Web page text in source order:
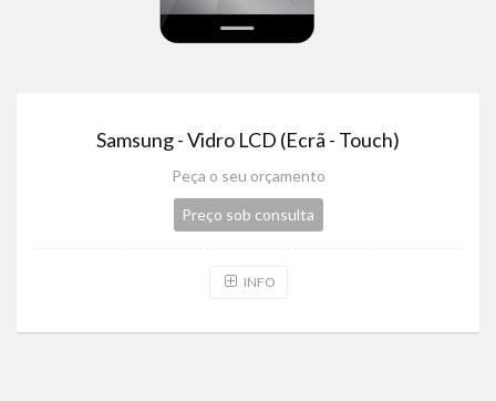
Samsung - Vidro LCD (Ecrã - Touch)
Peça o seu orçamento
Preço sob consulta
INFO